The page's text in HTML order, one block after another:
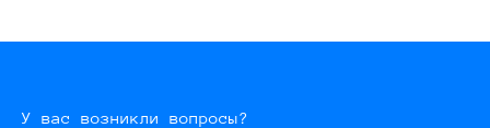
У вас возникли вопросы?